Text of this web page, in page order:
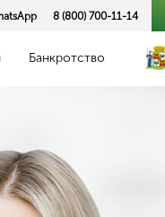
8 (800) 700-11-14
Банкротство